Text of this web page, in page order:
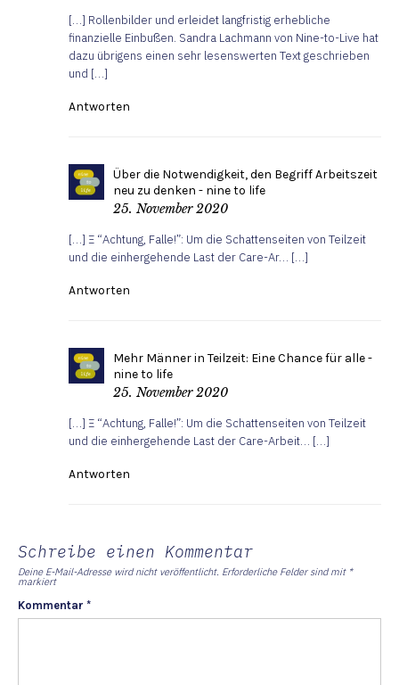
[…] Rollenbilder und erleidet langfristig erhebliche
finanzielle Einbußen. Sandra Lachmann von Nine-to-Live hat
dazu übrigens einen sehr lesenswerten Text geschrieben
und […]
Antworten
Über die Notwendigkeit, den Begriff Arbeitszeit
neu zu denken - nine to life
25. November 2020
[…] Ξ “Achtung, Falle!”: Um die Schattenseiten von Teilzeit
und die einhergehende Last der Care-Ar… […]
Antworten
Mehr Männer in Teilzeit: Eine Chance für alle -
nine to life
25. November 2020
[…] Ξ “Achtung, Falle!”: Um die Schattenseiten von Teilzeit
und die einhergehende Last der Care-Arbeit… […]
Antworten
Schreibe einen Kommentar
Deine E-Mail-Adresse wird nicht veröffentlicht. Erforderliche Felder sind mit *
markiert
Kommentar *